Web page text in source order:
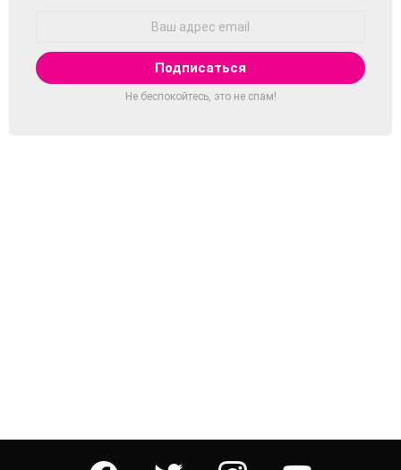
Не беспокойтесь, это не спам!
facebook twitter instagram